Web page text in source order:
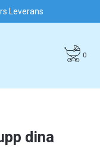
Leverans
0
dina